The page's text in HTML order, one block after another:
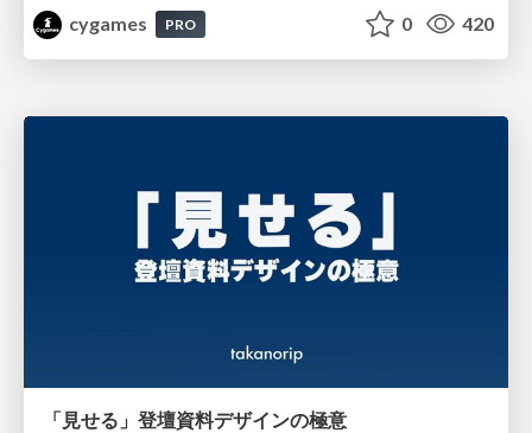
cygames
PRO 0 420
「見せる」登壇資料デザインの極意